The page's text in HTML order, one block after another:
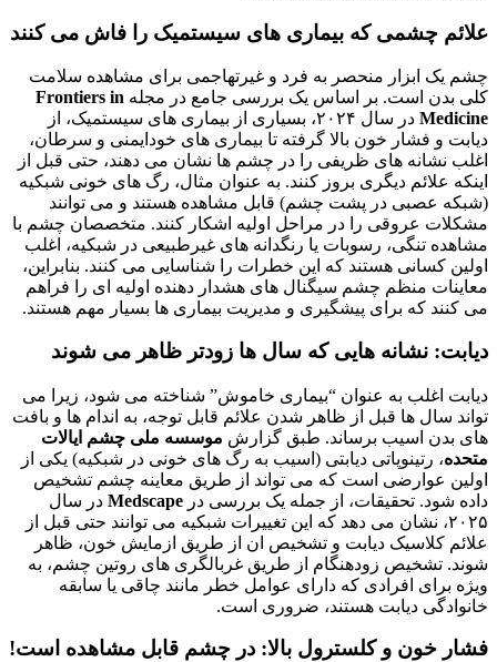
علائم چشمی که بیماری های سیستمیک را فاش می کنند
چشم یک ابزار منحصر به فرد و غیرتهاجمی برای مشاهده سلامت
کلی بدن است. بر اساس یک بررسی جامع در مجله Frontiers in
Medicine
در سال ۲۰۲۴، بسیاری از بیماری های سیستمیک، از
دیابت و فشار خون بالا گرفته تا بیماری های خودایمنی و سرطان،
اغلب نشانه های ظریفی را در چشم ها نشان می دهند، حتی قبل از
اینکه علائم دیگری بروز کنند. به عنوان مثال، رگ های خونی شبکیه
(شبکه عصبی در پشت چشم) قابل مشاهده هستند و می توانند
مشکلات عروقی را در مراحل اولیه اشکار کنند. متخصصان چشم با
مشاهده تنگی، رسوبات یا رنگدانه های غیرطبیعی در شبکیه، اغلب
اولین کسانی هستند که این خطرات را شناسایی می کنند. بنابراین،
معاینات منظم چشم سیگنال های هشدار دهنده اولیه ای را فراهم
می کنند که برای پیشگیری و مدیریت بیماری ها بسیار مهم هستند.
دیابت: نشانه هایی که سال ها زودتر ظاهر می شوند
دیابت اغلب به عنوان “بیماری خاموش” شناخته می شود، زیرا می
تواند سال ها قبل از ظاهر شدن علائم قابل توجه، به اندام ها و بافت
های بدن اسیب برساند. طبق گزارش موسسه ملی چشم ایالات
متحده، رتینوپاتی دیابتی (اسیب به رگ های خونی در شبکیه) یکی از
اولین عوارضی است که می تواند از طریق معاینه چشم تشخیص
داده شود. تحقیقات، از جمله یک بررسی در Medscape در سال
۲۰۲۵، نشان می دهد که این تغییرات شبکیه می توانند حتی قبل از
علائم کلاسیک دیابت و تشخیص ان از طریق ازمایش خون، ظاهر
شوند. تشخیص زودهنگام از طریق غربالگری های روتین چشم، به
ویژه برای افرادی که دارای عوامل خطر مانند چاقی یا سابقه
خانوادگی دیابت هستند، ضروری است.
فشار خون و کلسترول بالا: در چشم قابل مشاهده است!